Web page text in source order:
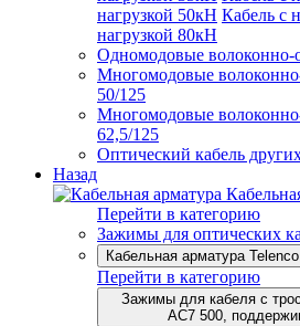
нагрузкой 50кН Кабель с
нагрузкой 80кН
Одномодовые волоконно-
Многомодовые
50/125
Многомодовые
62,5/125
Оптический кабель
Назад
Перейти в категорию
Зажимы для оптических
Кабельная арматура
Перейти в категорию
Зажимы для кабеля с
AC7 500,